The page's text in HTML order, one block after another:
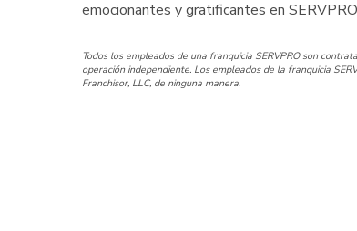
emocionantes y gratificantes en SERVPRO
Todos los empleados de una franquicia SERVPRO son
operación independiente. Los empleados de la franquicia
Franchisor, LLC, de ninguna manera.